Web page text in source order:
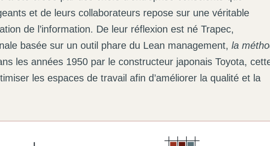
et de leurs collaborateurs repose sur une véritable
de l’information. De leur réflexion est né Trapec,
basée sur un outil phare du Lean management,la
les années 1950 par le constructeur japonais Toyota,
les espaces de travail afin d’améliorer la qualité et la